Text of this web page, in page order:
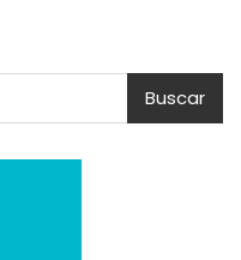
Buscar